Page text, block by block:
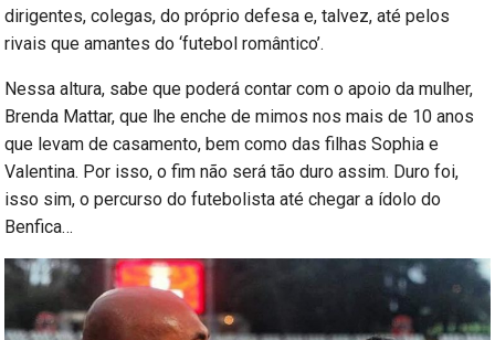
dirigentes, colegas, do próprio defesa e, talvez, até pelos
rivais que amantes do ‘futebol romântico’.
Nessa altura, sabe que poderá contar com o apoio da mulher,
Brenda Mattar, que lhe enche de mimos nos mais de 10 anos
que levam de casamento, bem como das filhas Sophia e
Valentina. Por isso, o fim não será tão duro assim. Duro foi,
isso sim, o percurso do futebolista até chegar a ídolo do
Benfica…